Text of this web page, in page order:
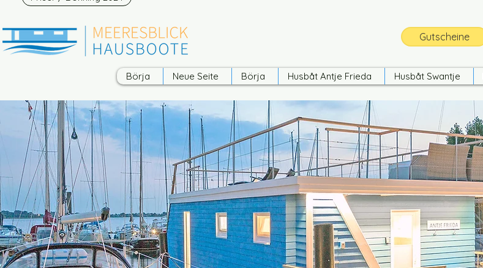
Gutscheine
Börja Neue Seite Börja Husbåt Antje Frieda Husbåt Swantje